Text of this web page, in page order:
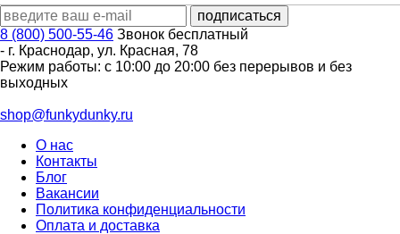
8 (800) 500-55-46 Звонок бесплатный
- г. Краснодар, ул. Красная, 78
Режим работы: с 10:00 до 20:00 без перерывов и без
выходных
shop@funkydunky.ru
О нас
Контакты
Блог
Вакансии
Политика конфиденциальности
Оплата и доставка